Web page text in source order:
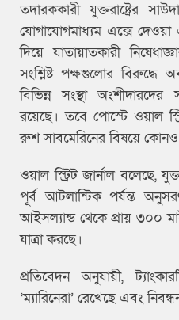
তদারককারী যুক্তরাষ্ট্রের
যোগাযোগমাধ্যম এক্সে
দিয়ে যাতায়াতকারী
সংশ্লিষ্ট পক্ষগুলোর বিরুদ্ধে
বিভিন্ন সংস্থা
রয়েছে। তবে পোস্টে ওয়াল
রুশ সাবমেরিনের বিষয়ে
ওয়াল স্ট্রিট জার্নাল বলেছে,
পূর্ব আটলান্টিক পর্যন্ত
আইসল্যান্ড থেকে প্রায় ৩০০
যাত্রা করছে।
প্রতিবেদন অনুযায়ী,
‘ম্যারিনেরা’ রেখেছে এবং